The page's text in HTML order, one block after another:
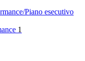
Piano esecutivo
1